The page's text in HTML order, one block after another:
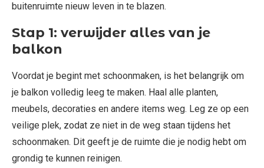
buitenruimte nieuw leven in te blazen.
Stap 1: verwijder alles van je
balkon
Voordat je begint met schoonmaken, is het belangrijk om
je balkon volledig leeg te maken. Haal alle planten,
meubels, decoraties en andere items weg. Leg ze op een
veilige plek, zodat ze niet in de weg staan tijdens het
schoonmaken. Dit geeft je de ruimte die je nodig hebt om
grondig te kunnen reinigen.